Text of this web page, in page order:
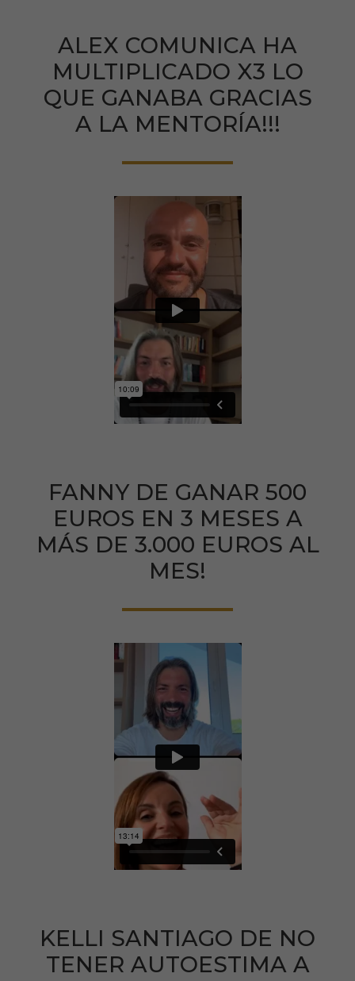
ALEX COMUNICA HA
MULTIPLICADO X3 LO
QUE GANABA GRACIAS
A LA MENTORÍA!!!
FANNY DE GANAR 500
EUROS EN 3 MESES A
MÁS DE 3.000 EUROS AL
MES!
KELLI SANTIAGO DE NO
TENER AUTOESTIMA A